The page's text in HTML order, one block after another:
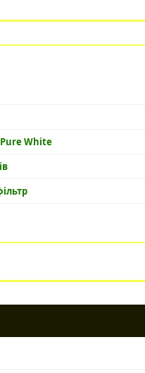
Pure White